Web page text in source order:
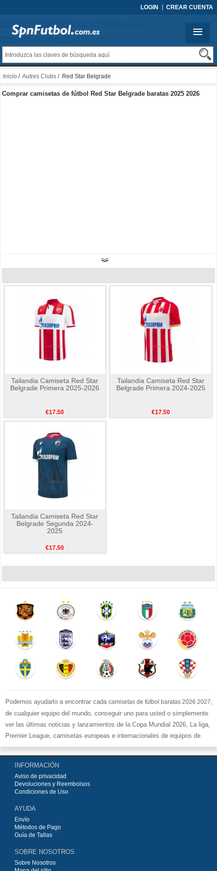
LOGIN CREAR CUENTA
Inicio / Autres Clubs / Red Star Belgrade
Comprar camisetas de fútbol Red Star Belgrade baratas 2025 2026
Tailandia Camiseta Red Star
Belgrade Primera 2025-2026
€17.50
Tailandia Camiseta Red Star
Belgrade Primera 2024-2025
€17.50
Tailandia Camiseta Red Star
Belgrade Segunda 2024-
2025
€17.50
Podemos ayudarlo a encontrar cada camisetas de fútbol baratas 2026 2027,
de cualquier equipo del mundo, conseguir uno para usted o simplemente
ver las últimas noticias y lanzamientos de la Copa Mundial 2026, La liga,
Premier League, camisetas europeas e internacionales de equipos de
fútbol y kits.
Comprecamisetas de fútbol baratas replicasen la tienda deportiva
más grande de Europa. ¡Grandes ofertas en todas las camisetas del club
de fútbol, ​​kits europeos e internacionales, todo a los precios más bajos!
Compre nuestra gran selección de
INFORMACIÓN
Aviso de privacidad
Devoluciones y Reembolsos
Condiciones de Uso
AYUDA
Envío
Métodos de Pago
Guía de Tallas
SOBRE NOSOTROS
Sobre Nosotros